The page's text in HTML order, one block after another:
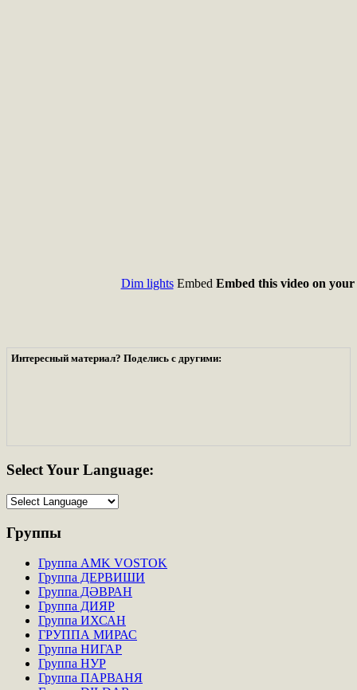
Dim lightsEmbed Embed this video on your
Интересный материал? Поделись с другими:
SelectYour Language:
Группы
Группа AMK VOSTOK
Группа ДЕРВИШИ
Группа ДӘВРАН
Группа ДИЯР
Группа ИХСАН
ГРУППА МИРАС
Группа НИГАР
Группа НУР
Группа ПАРВАНЯ